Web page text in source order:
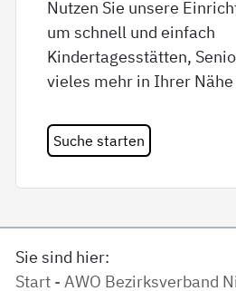
Nutzen Sie unsere
um schnell und einfach
Kindertagesstätten,
vieles mehr in Ihrer Nähe
Suche starten
Sie sind hier:
Start - AWO Bezirksverband